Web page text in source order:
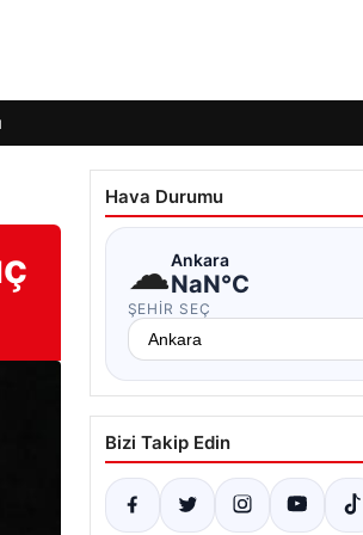
Hava Durumu
☁Ankara
NaN°C
ŞEHIR SEÇ
Bizi Takip Edin